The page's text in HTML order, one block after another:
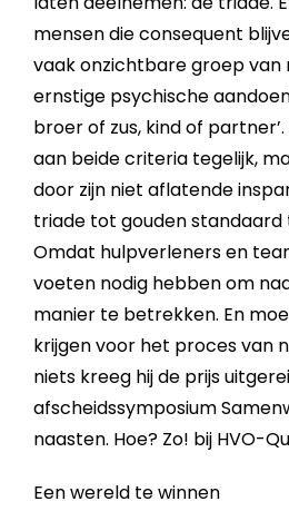
mensen die consequent
vaak onzichtbare groep van
ernstige psychische
broer of zus, kind of
aan beide criteria tegelijk,
door zijn niet aflatende
triade tot gouden standaard
Omdat hulpverleners en
voeten nodig hebben om
manier te betrekken. En
krijgen voor het proces van
niets kreeg hij de prijs
afscheidssymposium
naasten. Hoe? Zo! bij HVO-
Een wereld te winnen